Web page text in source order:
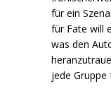
für ein
für Fate will
was den
jede Gruppe